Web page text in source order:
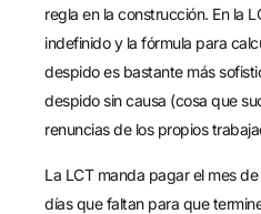
regla en la construcción. En la
indefinido y la fórmula para
despido es bastante más
despido sin causa (cosa que
renuncias de los propios
La LCT manda pagar el mes
días que faltan para que